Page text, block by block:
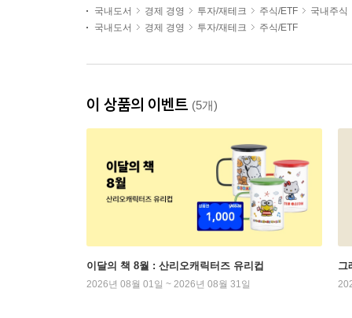
국내도서 경제 경영 투자/재테크 주식/ETF
국내주식
국내도서
경제 경영 투자/재테크 주식/ETF
이 상품의 이벤트 (5개)
이달의 책 8월 : 산리오캐릭터즈 유리컵
2026년 08월 01일 ~ 2026년 08월 31일
그